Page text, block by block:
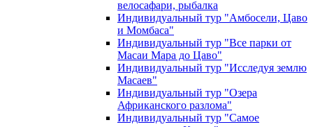
велосафари, рыбалка
Индивидуальный тур "Амбосели, Цаво
и Момбаса"
Индивидуальный тур "Все парки от
Масаи Мара до Цаво"
Индивидуальный тур "Исследуя землю
Масаев"
Индивидуальный тур "Озера
Африканского разлома"
Индивидуальный тур "Самое